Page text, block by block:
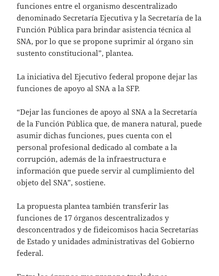
funciones entre el organismo descentralizado
denominado Secretaría Ejecutiva y la Secretaría de la
Función Pública para brindar asistencia técnica al
SNA, por lo que se propone suprimir al órgano sin
sustento constitucional”, plantea.
La iniciativa del Ejecutivo federal propone dejar las
funciones de apoyo al SNA a la SFP.
“Dejar las funciones de apoyo al SNA a la Secretaría
de la Función Pública que, de manera natural, puede
asumir dichas funciones, pues cuenta con el
personal profesional dedicado al combate a la
corrupción, además de la infraestructura e
información que puede servir al cumplimiento del
objeto del SNA”, sostiene.
La propuesta plantea también transferir las
funciones de 17 órganos descentralizados y
desconcentrados y de fideicomisos hacia Secretarías
de Estado y unidades administrativas del Gobierno
federal.